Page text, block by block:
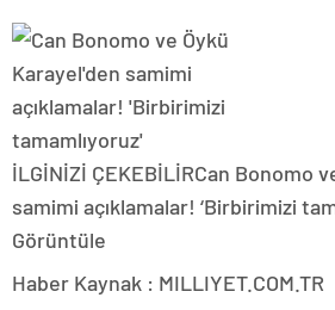
İLGİNİZİ ÇEKEBİLİRCan Bonomo
samimi açıklamalar! ‘Birbirimizi
Görüntüle
Haber Kaynak : MILLIYET.COM.TR